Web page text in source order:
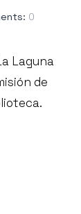
0
Laguna
de